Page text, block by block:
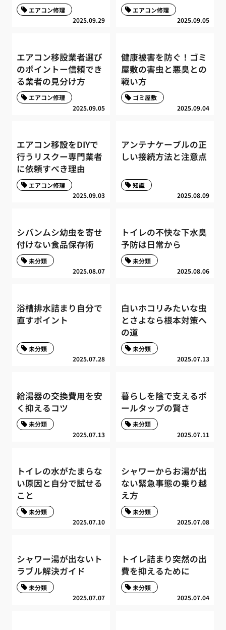
2025.09.29
エアコン修理
2025.09.05
エアコン修理
エアコン移設業者選び
のポイントー信頼でき
る業者の見分け方
2025.09.05
エアコン修理
健康被害を防ぐ！ゴミ
屋敷の害虫と悪臭との
戦い方
2025.09.04
ゴミ屋敷
エアコン移設をDIYで
行うリスクー専門業者
に依頼すべき理由
2025.09.03
エアコン修理
アンテナケーブルの正
しい接続方法と注意点
2025.08.09
知識
シバンムシ幼虫を寄せ
付けない食品保存術
2025.08.07
未分類
トイレの不快な下水臭
予防は日常から
2025.08.06
未分類
浴槽排水詰まり自分で
直すポイント
2025.07.28
未分類
白いホコリみたいな虫
とさよなら根本対策へ
の道
2025.07.13
未分類
給湯器の交換費用を安
く抑えるコツ
2025.07.13
未分類
暮らしを陰で支えるボ
ールタップの賢さ
2025.07.11
未分類
トイレの水がたまらな
い原因と自分で試せる
こと
2025.07.10
未分類
シャワーからお湯が出
ない緊急事態の乗り越
え方
2025.07.08
未分類
シャワー湯が出ないト
ラブル解決ガイド
2025.07.07
未分類
トイレ詰まり突然の出
費を抑えるために
2025.07.04
未分類